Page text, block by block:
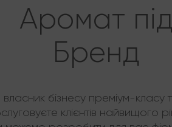
Аромат під
Бренд
власник бізнесу преміум-класу
клієнтів найвищого